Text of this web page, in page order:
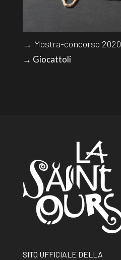
→ Mostra-concorso 2020
→ Giocattoli
SITO UFFICIALE DELLA